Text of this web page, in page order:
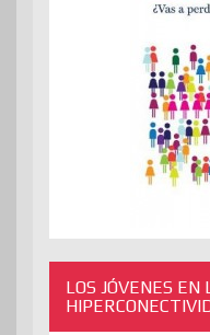
LOS JÓVENES